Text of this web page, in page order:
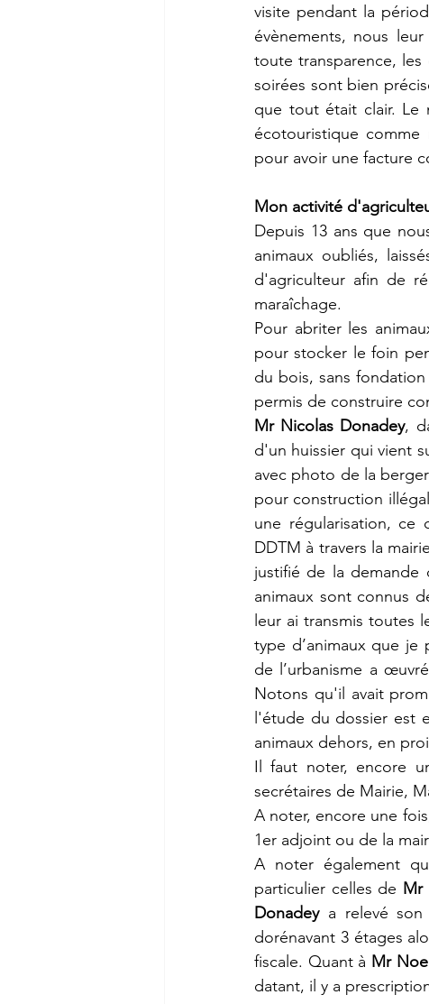
visite pendant la
évènements, nous
toute transparence,
soirées sont bien
que tout était clair. Le
écotouristique
pour avoir une facture
Mon activité
Depuis 13 ans que
animaux oubliés,
d'agriculteur afin de
maraîchage.
Pour abriter les
pour stocker le foin
du bois, sans
permis de construire
Mr Nicolas Donadey,
d'un huissier qui vient
avec photo de la
pour construction
une régularisation, ce
DDTM à travers la
justifié de la demande
animaux sont connus
leur ai transmis toutes
type d’animaux que
de l’urbanisme a
Notons qu'il avait
l'étude du dossier est
animaux dehors, en
Il faut noter, encore
secrétaires de Mairie,
A noter, encore une
1er adjoint ou de la
A noter également
particulier celles de Mr
Donadey a relevé son
dorénavant 3 étages
fiscale. Quant à Mr
datant, il y a